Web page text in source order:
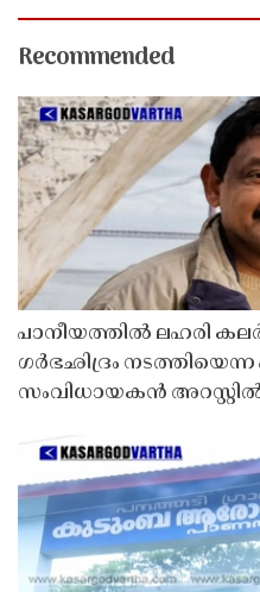
Recommended
പാനീയത്തിൽ ലഹരി
ഗർഭഛിദ്രം
സംവിധായകൻ